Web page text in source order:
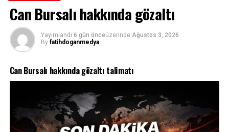
Can Bursalı hakkında gözaltı
Yayımlandı 6 gün önceüzerinde Ağustos 3, 2026
By fatihdoganmedya
Can Bursalı hakkında gözaltı talimatı